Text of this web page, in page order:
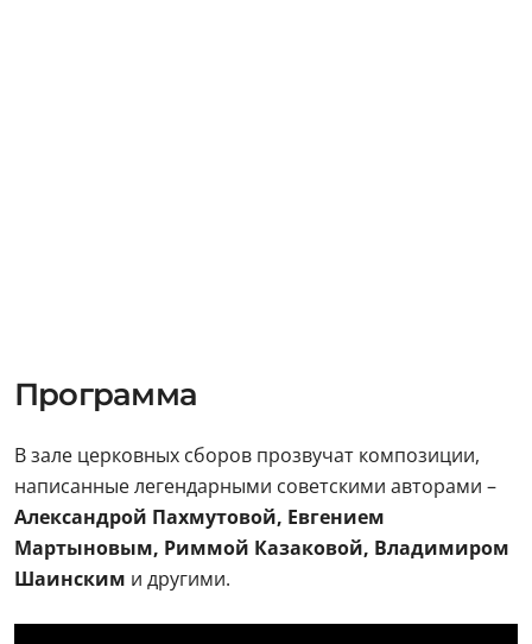
Программа
В зале церковных сборов прозвучат композиции,
написанные легендарными советскими авторами –
Александрой Пахмутовой, Евгением
Мартыновым, Риммой Казаковой, Владимиром
Шаинским и другими.